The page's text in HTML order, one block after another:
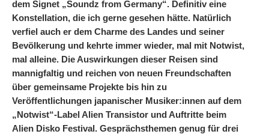
dem Signet „Soundz from Germany“. Definitiv eine
Konstellation, die ich gerne gesehen hätte. Natürlich
verfiel auch er dem Charme des Landes und seiner
Bevölkerung und kehrte immer wieder, mal mit Notwist,
mal alleine. Die Auswirkungen dieser Reisen sind
mannigfaltig und reichen von neuen Freundschaften
über gemeinsame Projekte bis hin zu
Veröffentlichungen japanischer Musiker:innen auf dem
„Notwist“-Label Alien Transistor und Auftritte beim
Alien Disko Festival. Gesprächsthemen genug für drei